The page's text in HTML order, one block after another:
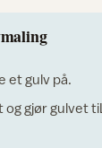
et gulv på.
gjør gulvet